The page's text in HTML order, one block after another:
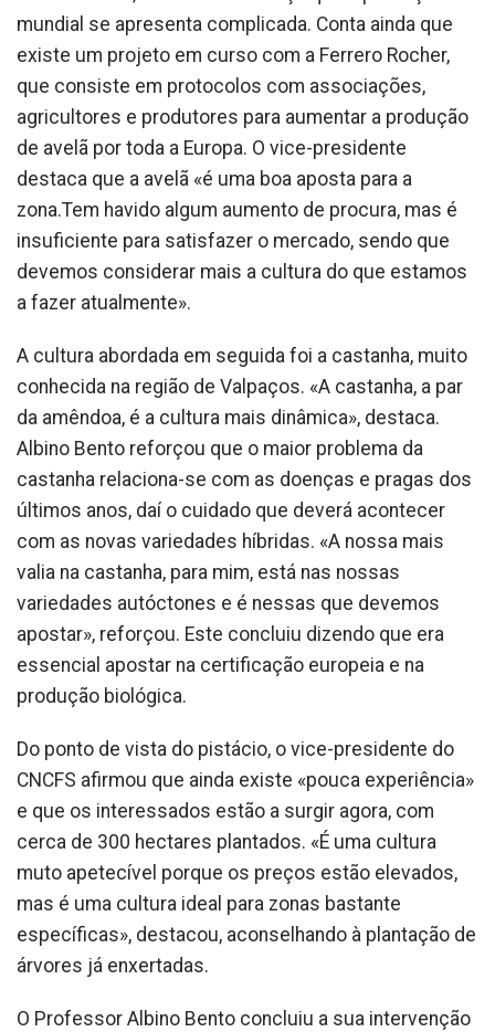
mundial se apresenta complicada. Conta ainda que
existe um projeto em curso com a Ferrero Rocher,
que consiste em protocolos com associações,
agricultores e produtores para aumentar a produção
de avelã por toda a Europa. O vice-presidente
destaca que a avelã «é uma boa aposta para a
zona.Tem havido algum aumento de procura, mas é
insuficiente para satisfazer o mercado, sendo que
devemos considerar mais a cultura do que estamos
a fazer atualmente».
A cultura abordada em seguida foi a castanha, muito
conhecida na região de Valpaços. «A castanha, a par
da amêndoa, é a cultura mais dinâmica», destaca.
Albino Bento reforçou que o maior problema da
castanha relaciona-se com as doenças e pragas dos
últimos anos, daí o cuidado que deverá acontecer
com as novas variedades híbridas. «A nossa mais
valia na castanha, para mim, está nas nossas
variedades autóctones e é nessas que devemos
apostar», reforçou. Este concluiu dizendo que era
essencial apostar na certificação europeia e na
produção biológica.
Do ponto de vista do pistácio, o vice-presidente do
CNCFS afirmou que ainda existe «pouca experiência»
e que os interessados estão a surgir agora, com
cerca de 300 hectares plantados. «É uma cultura
muto apetecível porque os preços estão elevados,
mas é uma cultura ideal para zonas bastante
específicas», destacou, aconselhando à plantação de
árvores já enxertadas.
O Professor Albino Bento concluiu a sua intervenção